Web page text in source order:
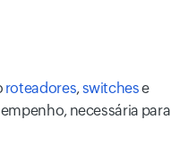
roteadores,switchese
necessária para